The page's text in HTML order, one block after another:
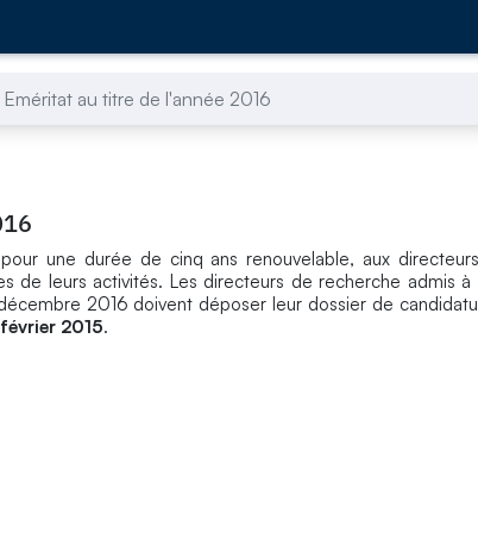
Eméritat au titre de l'année 2016
une durée de cinq ans renouvelable, aux
de leurs activités. Les directeurs de recherche admis à
2016 doivent déposer leur dossier de
2015.